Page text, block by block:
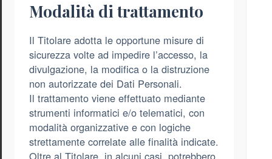
Modalità di trattamento
Il Titolare adotta le opportune misure di
sicurezza volte ad impedire l’accesso, la
divulgazione, la modifica o la distruzione
non autorizzate dei Dati Personali.
Il trattamento viene effettuato mediante
strumenti informatici e/o telematici, con
modalità organizzative e con logiche
strettamente correlate alle finalità indicate.
Oltre al Titolare, in alcuni casi, potrebbero